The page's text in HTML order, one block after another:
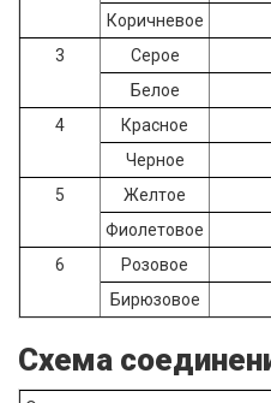
Коричневое
3
Серое
Белое
4
Красное
Черное
5
Желтое
Фиолетовое
6
Розовое
Бирюзовое
Схема